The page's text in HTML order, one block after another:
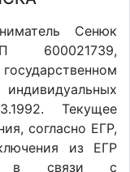
Сенюк
600021739,
Текущее
согласно ЕГР,
из ЕГР
в связи с